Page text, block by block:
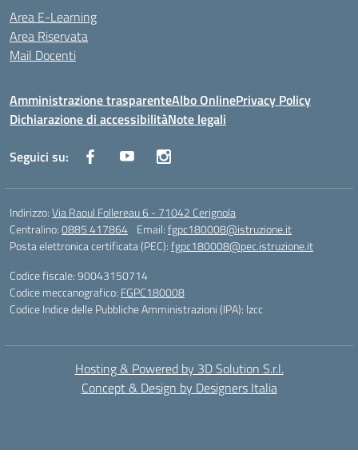
Area E-Learning
Area Riservata
Mail Docenti
Amministrazione trasparenteAlbo OnlinePrivacy Policy
Dichiarazione di accessibilitàNote legali
Seguici su:
Indirizzo:Via Raoul Follereau 6 - 71042 Cerignola
Centralino:0885 417864 Email:fgpc180008@istruzione.it
Posta elettronica certificata (PEC):fgpc180008@pec.istruzione.it
Codice fiscale: 90043150714
Codice meccanografico: FGPC180008
Codice Indice delle Pubbliche Amministrazioni (IPA): lzcc
Hosting & Powered by 3D Solution S.r.l.
Concept & Design by Designers Italia